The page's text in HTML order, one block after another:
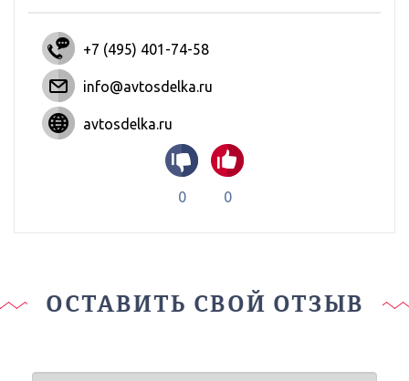
+7 (495) 401-74-58
info@avtosdelka.ru
avtosdelka.ru
0 0
ОСТАВИТЬ СВОЙ ОТЗЫВ